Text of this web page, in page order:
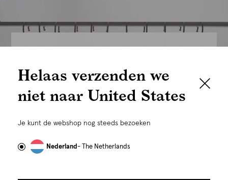
graag persoonlijk
gebruiken wij cookies en daarmee vergelijkbare
om advertenties te personaliseren...
Helaas verzenden we
niet naar United States
Je kunt de webshop nog steeds bezoeken
Nederland- The Netherlands